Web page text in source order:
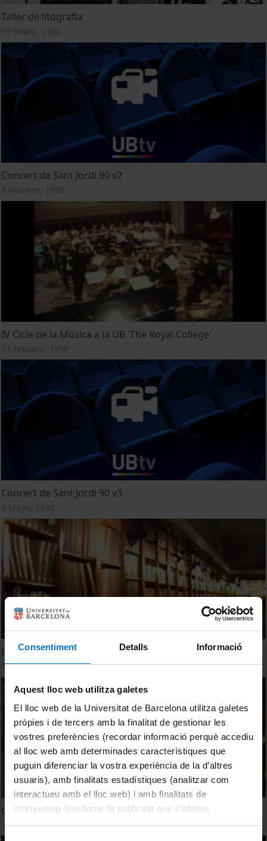
Consentiment Detalls Informació
Aquest lloc web utilitza galetes
El lloc web de la Universitat de Barcelona utilitza galetes
pròpies i de tercers amb la finalitat de gestionar les
vostres preferències (recordar informació perquè accediu
al lloc web amb determinades característiques que
puguin diferenciar la vostra experiència de la d’altres
usuaris), amb finalitats estadístiques (analitzar com
interactueu amb el lloc web) i amb finalitats de
màrqueting (gestionar la publicitat que s’ofereix
Taller de litografia
10 Enero, 1990
Concert de Sant Jordi 90 v2
8 Febrero, 1990
IV Cicle de la Música a la UB 'The Royal College'
13 Febrero, 1990
Concert de Sant Jordi 90 v3
9 Mayo, 1990
Incunables'90: Restauració i Biblioteca
1 Junio, 1990
Concert de Sant Jordi - Coral de la Facultat de Biologia UB
1 Enero, 1991